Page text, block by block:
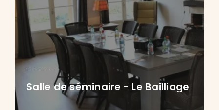
Salle de séminaire - Le Bailliage